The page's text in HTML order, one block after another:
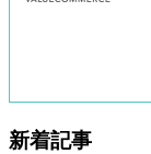
新着記事